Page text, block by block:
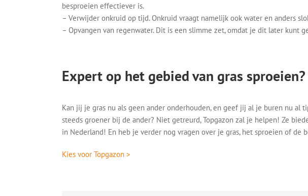
besproeien effectiever is.
– Verwijder onkruid op tijd. Onkruid vraagt namelijk ook water en anders
– Opvangen van regenwater. Dit is een slimme zet, omdat je dit later kunt
Expert op het gebied van gras sproeien?
Kan jij je gras nu als geen ander onderhouden, en geef jij al je buren nu
steeds groener bij de ander? Niet getreurd, Topgazon zal je helpen! Ze
in Nederland! En heb je verder nog vragen over je gras, het sproeien of de
Kies voor Topgazon >